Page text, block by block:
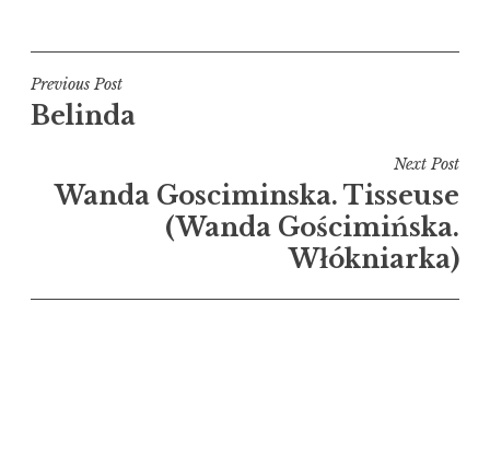
Navigation
de
Previous Post
Belinda
Next Post
Wanda Gosciminska. Tisseuse
(Wanda Gościmińska.
Włókniarka)